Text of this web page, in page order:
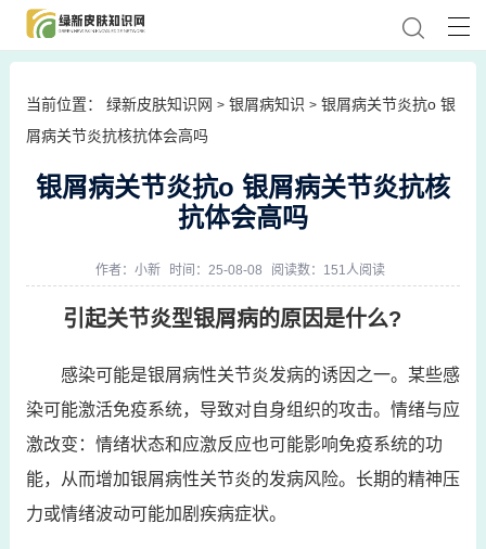
当前位置： 绿新皮肤知识网 > 银屑病知识 > 银屑病关节炎抗o 银
屑病关节炎抗核抗体会高吗
银屑病关节炎抗o 银屑病关节炎抗核
抗体会高吗
作者： 小新 时间：25-08-08 阅读数：151人阅读
引起关节炎型银屑病的原因是什么?
感染可能是银屑病性关节炎发病的诱因之一。某些感
染可能激活免疫系统，导致对自身组织的攻击。情绪与应
激改变：情绪状态和应激反应也可能影响免疫系统的功
能，从而增加银屑病性关节炎的发病风险。长期的精神压
力或情绪波动可能加剧疾病症状。